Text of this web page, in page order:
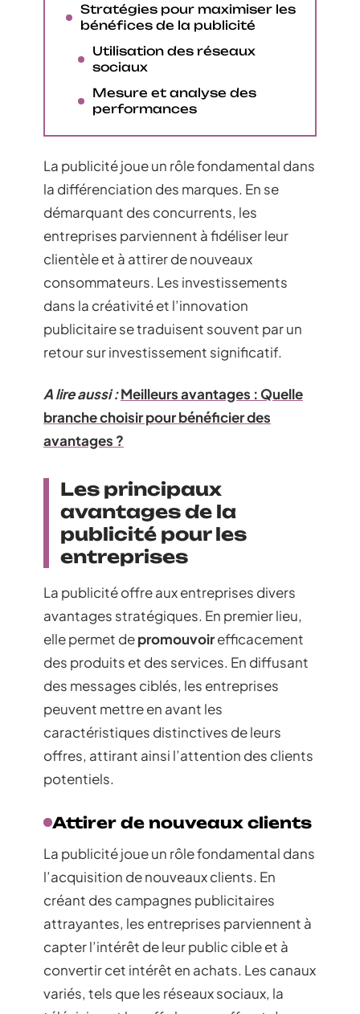
Stratégies pour maximiser les
bénéfices de la publicité
Utilisation des réseaux
sociaux
Mesure et analyse des
performances
La publicité joue un rôle fondamental dans
la différenciation des marques. En se
démarquant des concurrents, les
entreprises parviennent à fidéliser leur
clientèle et à attirer de nouveaux
consommateurs. Les investissements
dans la créativité et l’innovation
publicitaire se traduisent souvent par un
retour sur investissement significatif.
A lire aussi :Meilleurs avantages : Quelle
branche choisir pour bénéficier des
avantages ?
Les principaux
avantages de la
publicité pour les
entreprises
La publicité offre aux entreprises divers
avantages stratégiques. En premier lieu,
elle permet depromouvoirefficacement
des produits et des services. En diffusant
des messages ciblés, les entreprises
peuvent mettre en avant les
caractéristiques distinctives de leurs
offres, attirant ainsi l’attention des clients
potentiels.
Attirer de nouveaux clients
La publicité joue un rôle fondamental dans
l’acquisition de nouveaux clients. En
créant des campagnes publicitaires
attrayantes, les entreprises parviennent à
capter l’intérêt de leur public cible et à
convertir cet intérêt en achats. Les canaux
variés, tels que les réseaux sociaux, la